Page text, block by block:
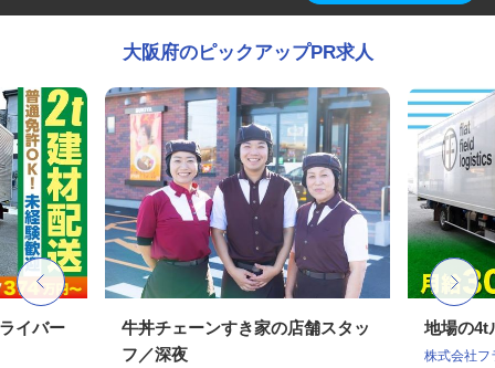
大阪府のピックアップPR求人
イバー
牛丼チェーンすき家の店舗スタッ
フ／深夜
地場の4t
株式会社フ